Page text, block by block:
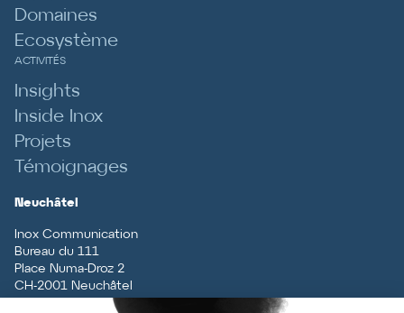
Domaines
Ecosystème
ACTIVITÉS
Insights
Inside Inox
Projets
Témoignages
Neuchâtel
Inox Communication
Bureau du 111
Place Numa-Droz 2
CH-2001 Neuchâtel